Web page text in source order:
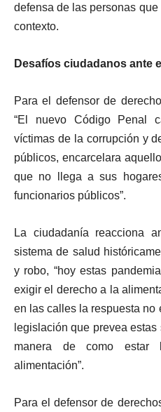
defensa de las personas
contexto.
Desafíos ciudadanos ante
Para el defensor de
“El nuevo Código Penal
víctimas de la corrupción y
públicos, encarcelara
que no llega a sus
funcionarios públicos”.
La ciudadanía reacciona
sistema de salud
y robo, “hoy estas
exigir el derecho a la
en las calles la respuesta no
legislación que prevea
manera de como estar
alimentación”.
Para el defensor de